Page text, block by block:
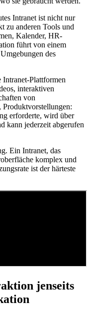
Intranet ist nicht nur
zu anderen Tools und
Kalender, HR-
führt von einem
des
Intranet-Plattformen
interaktiven
von
Produktvorstellungen:
erforderte, wird über
kann jederzeit abgerufen
Ein Intranet, das
komplex und
ist der härteste
jenseits